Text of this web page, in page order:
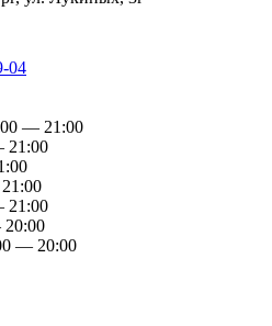
04
— 21:00
21:00
21:00
— 20:00